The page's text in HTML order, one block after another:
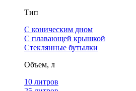
Тип
С коническим дном
С плавающей крышкой
Стеклянные бутылки
Объем, л
10 литров